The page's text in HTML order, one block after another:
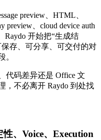
preview、HTML、
preview、cloud device auth
Raydo 开始把“生成结
存、可分享、可交付的对
。
代码差异还是 Office 文
，不必离开 Raydo 到处找
、Voice、Execution